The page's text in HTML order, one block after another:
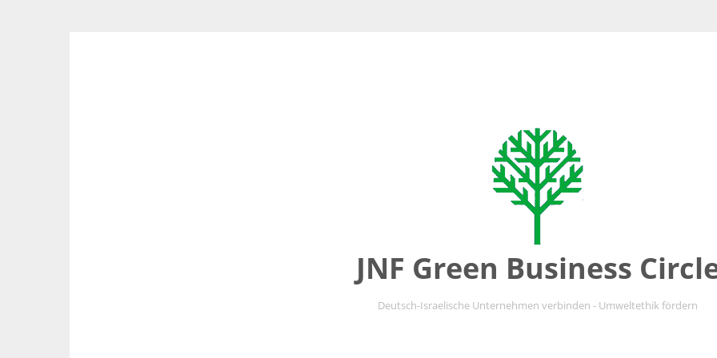
JNF Green Business
Deutsch-Israelische Unternehmen verbinden - Umweltethik fördern